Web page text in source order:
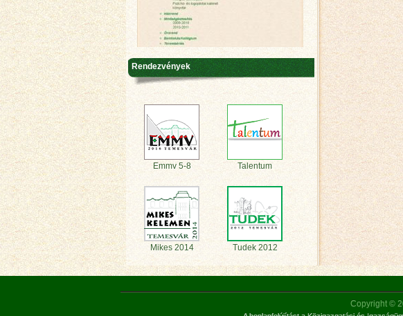
Rendezvények
Emmv 5-8 Talentum
Mikes 2014 Tudek 2012
Copyright ©